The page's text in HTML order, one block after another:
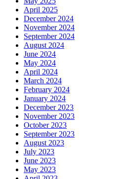
April 2025
December 2024
November 2024
September 2024
August 2024
June 2024
May 2024
April 2024
March 2024
February 2024
January 2024
December 2023
November 2023
October 2023
September 2023
August 2023
July 2023
June 2023
May 2023